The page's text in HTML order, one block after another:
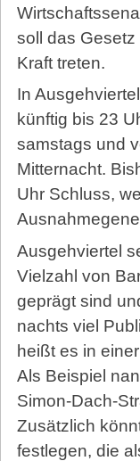
soll das
Kraft treten.
In
künftig bis 23
samstags und
Mitternacht.
Uhr Schluss,
Ausgehviertel
Vielzahl von
geprägt sind
nachts viel
heißt es in
Als Beispiel
Simon-Dach-
Zusätzlich
festlegen, die